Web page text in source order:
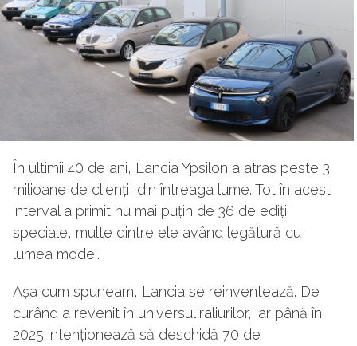
În ultimii 40 de ani, Lancia Ypsilon a atras peste 3
milioane de clienți, din întreaga lume. Tot în acest
interval a primit nu mai puțin de 36 de ediții
speciale, multe dintre ele având legătură cu
lumea modei.
Așa cum spuneam, Lancia se reinventează. De
curând a revenit în universul raliurilor, iar până în
2025 intenționează să deschidă 70 de